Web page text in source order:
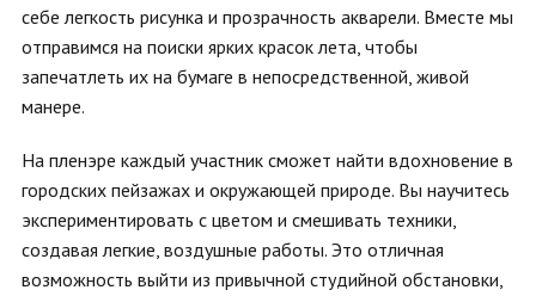
себе легкость рисунка и прозрачность акварели. Вместе мы
отправимся на поиски ярких красок лета, чтобы
запечатлеть их на бумаге в непосредственной, живой
манере.
На пленэре каждый участник сможет найти вдохновение в
городских пейзажах и окружающей природе. Вы научитесь
экспериментировать с цветом и смешивать техники,
создавая легкие, воздушные работы. Это отличная
возможность выйти из привычной студийной обстановки,